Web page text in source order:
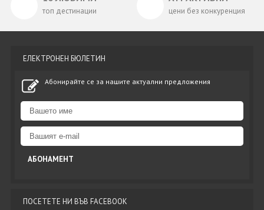
топ дестинации цени без конкуренция
ЕЛЕКТРОНЕН БЮЛЕТИН
Абонирайте се за нашите актуални предложения
ПОСЕТЕТЕ НИ ВЪВ FACEBOOK